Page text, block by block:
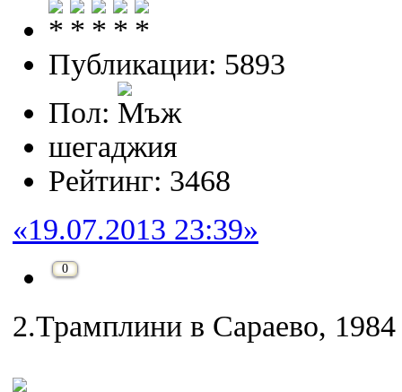
Публикации: 5893
Пол:
шегаджия
Рейтинг: 3468
«19.07.2013 23:39»
0
2.Трамплини в Сараево, 1984